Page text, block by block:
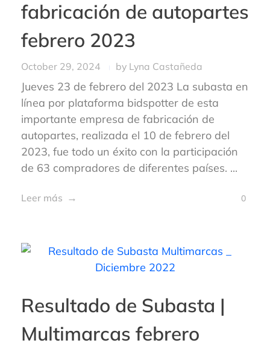
fabricación de autopartes
febrero 2023
October 29, 2024 by Lyna Castañeda
Jueves 23 de febrero del 2023 La subasta en
línea por plataforma bidspotter de esta
importante empresa de fabricación de
autopartes, realizada el 10 de febrero del
2023, fue todo un éxito con la participación
de 63 compradores de diferentes países. ...
Leer más 0
Resultado de Subasta |
Multimarcas febrero